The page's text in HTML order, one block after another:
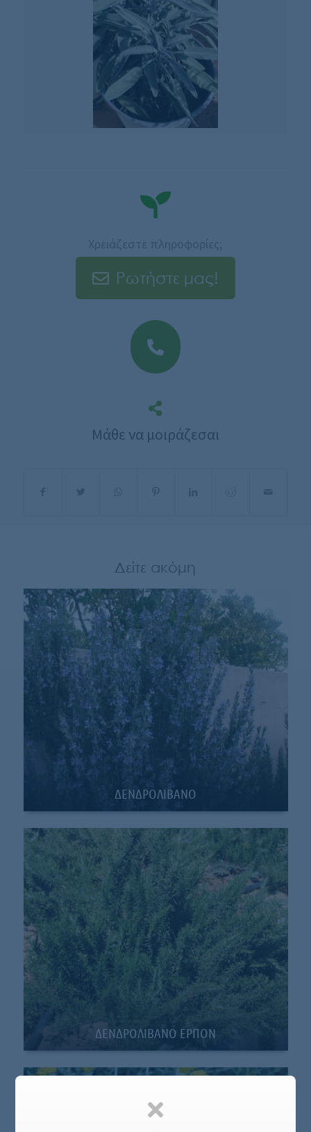
Χρειάζεστε πληροφορίες;
Ρωτήστε μας!
Μάθε να μοιράζεσαι
Δείτε ακόμη
ΔΕΝΔΡΟΛΙΒΑΝΟ
ΔΕΝΔΡΟΛΙΒΑΝΟ EΡΠΟΝ